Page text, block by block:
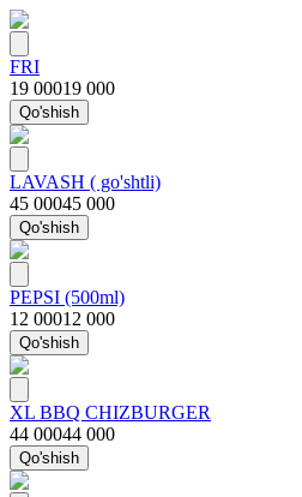
FRI
19 00019 000
Qo'shish
LAVASH ( go'shtli)
45 00045 000
Qo'shish
PEPSI (500ml)
12 00012 000
Qo'shish
XL BBQ CHIZBURGER
44 00044 000
Qo'shish